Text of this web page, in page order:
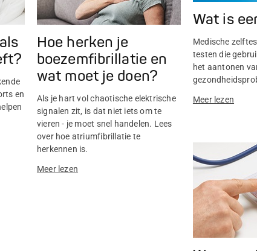
en
Hoe herken je
boezemfibrillatie en
wat moet je doen?
Als je hart vol chaotische elektrische
signalen zit, is dat niet iets om te
vieren - je moet snel handelen. Lees
over hoe atriumfibrillatie te
herkennen is.
Meer lezen
Wat is
Medische
testen die
het aantonen
Meer lezen